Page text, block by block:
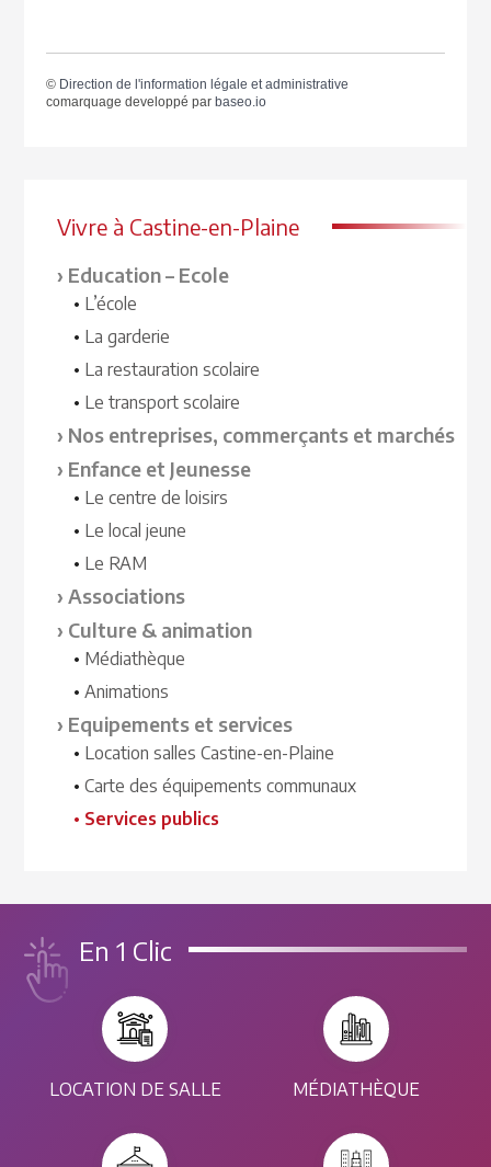
Vivre à Castine-en-Plaine
Education – Ecole
L’école
La garderie
La restauration scolaire
Le transport scolaire
Nos entreprises, commerçants et marchés
Enfance et Jeunesse
Le centre de loisirs
Le local jeune
Le RAM
Associations
Culture & animation
Médiathèque
Animations
Equipements et services
Location salles Castine-en-Plaine
Carte des équipements communaux
Services publics
© Direction de l'information légale et administrative
comarquage developpé par baseo.io
En 1 Clic
LOCATION DE SALLE MÉDIATHÈQUE